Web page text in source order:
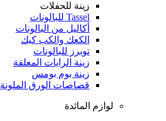
زينة للحفلات
Tassel للبالونات
أكاليل من البالونات
الكعك والكب كيك
توبرز للبالونات
زينة الرايات المعلقة
زينة بوم بومس
قصاصات الورق الملونة
لوازم المائدة